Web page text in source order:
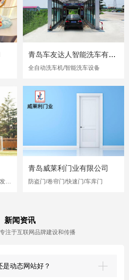
青岛车友达人智能洗车有限公司
全自动洗车机/智能洗车设备
青岛威莱利门业有限公司
防盗门/卷帘门/快速门/车库门
新闻资讯
注于互联网品牌建设和传播
动态网站好？